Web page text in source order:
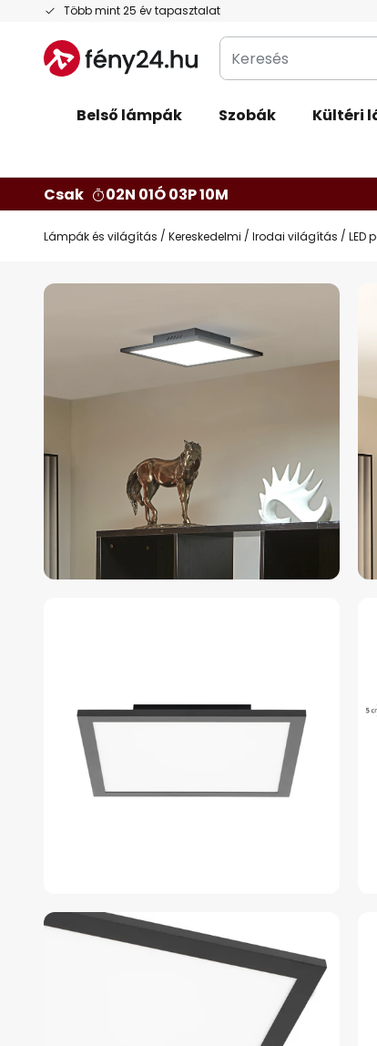
Több mint 25 év tapasztalat
Ugrás
tartalomhoz
Keresés
Belső lámpák Szobák Kültéri
Csak
02N 01Ó 03P 09M
Lámpák és világítás Kereskedelmi Irodai világítás LED
Ugrás